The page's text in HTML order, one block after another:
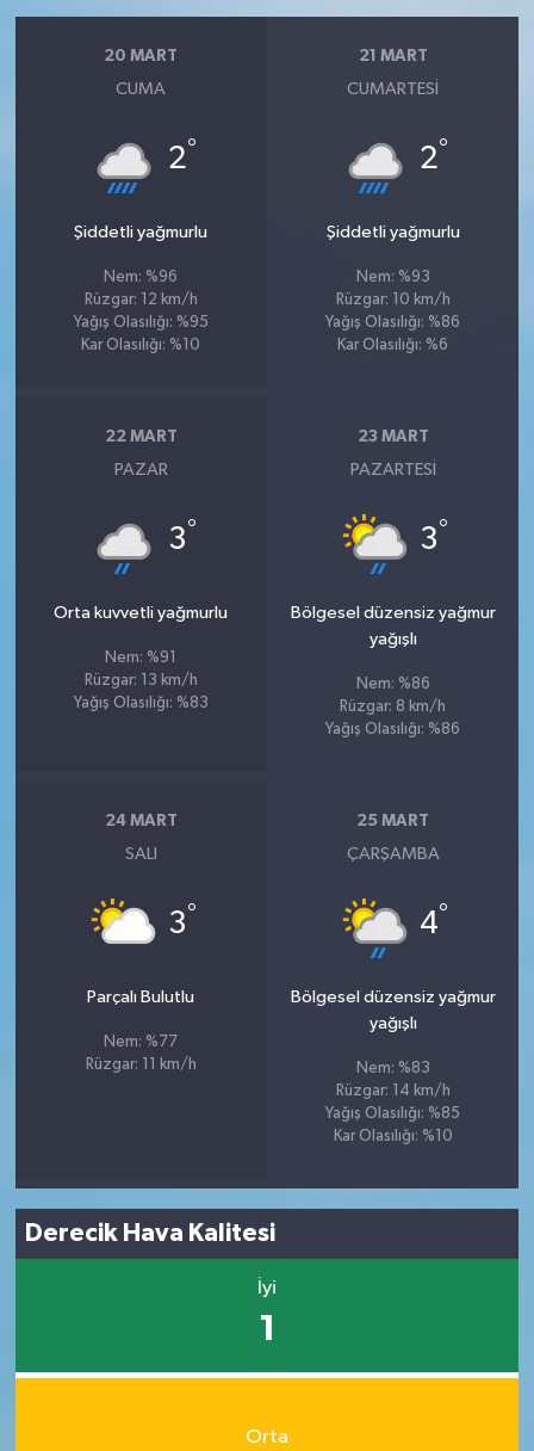
20 MART
CUMA
2°
Şiddetli yağmurlu
Nem: %96
Rüzgar: 12 km/h
Yağış Olasılığı: %95
Kar Olasılığı: %10
21 MART
CUMARTESI
2°
Şiddetli yağmurlu
Nem: %93
Rüzgar: 10 km/h
Yağış Olasılığı: %86
Kar Olasılığı: %6
22 MART
PAZAR
3°
Orta kuvvetli yağmurlu
Nem: %91
Rüzgar: 13 km/h
Yağış Olasılığı: %83
23 MART
PAZARTESI
3°
Bölgesel düzensiz yağmur
yağışlı
Nem: %86
Rüzgar: 8 km/h
Yağış Olasılığı: %86
24 MART
SALI
3°
Parçalı Bulutlu
Nem: %77
Rüzgar: 11 km/h
25 MART
ÇARŞAMBA
4°
Bölgesel düzensiz yağmur
yağışlı
Nem: %83
Rüzgar: 14 km/h
Yağış Olasılığı: %85
Kar Olasılığı: %10
Derecik Hava Kalitesi
İyi
1
Orta